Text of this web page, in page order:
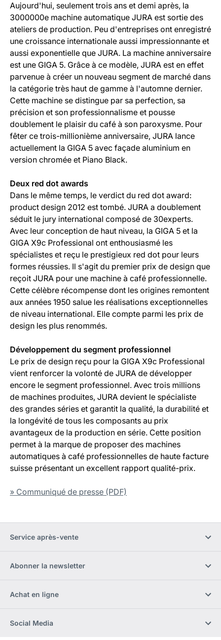
Aujourd'hui, seulement trois ans et demi après, la
3000000e machine automatique JURA est sortie des
ateliers de production. Peu d'entreprises ont enregistré
une croissance internationale aussi impressionnante et
aussi exponentielle que JURA. La machine anniversaire
est une GIGA 5. Grâce à ce modèle, JURA est en effet
parvenue à créer un nouveau segment de marché dans
la catégorie très haut de gamme à l'automne dernier.
Cette machine se distingue par sa perfection, sa
précision et son professionnalisme et pousse
doublement le plaisir du café à son paroxysme. Pour
fêter ce trois-millionième anniversaire, JURA lance
actuellement la GIGA 5 avec façade aluminium en
version chromée et Piano Black.
Deux red dot awards
Dans le même temps, le verdict du red dot award:
product design 2012 est tombé. JURA a doublement
séduit le jury international composé de 30experts.
Avec leur conception de haut niveau, la GIGA 5 et la
GIGA X9c Professional ont enthousiasmé les
spécialistes et reçu le prestigieux red dot pour leurs
formes réussies. Il s'agit du premier prix de design que
reçoit JURA pour une machine à café professionnelle.
Cette célèbre récompense dont les origines remontent
aux années 1950 salue les réalisations exceptionnelles
de niveau international. Elle compte parmi les prix de
design les plus renommés.
Développement du segment professionnel
Le prix de design reçu pour la GIGA X9c Professional
vient renforcer la volonté de JURA de développer
encore le segment professionnel. Avec trois millions
de machines produites, JURA devient le spécialiste
des grandes séries et garantit la qualité, la durabilité et
la longévité de tous les composants au prix
avantageux de la production en série. Cette position
permet à la marque de proposer des machines
automatiques à café professionnelles de haute facture
suisse présentant un excellent rapport qualité-prix.
» Communiqué de presse (PDF)
Service après-vente
Abonner la newsletter
Achat en ligne
Social Media